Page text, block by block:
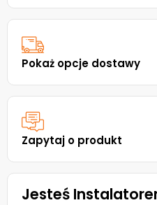
Pokaż opcje dostawy
Zapytaj o produkt
Jesteś